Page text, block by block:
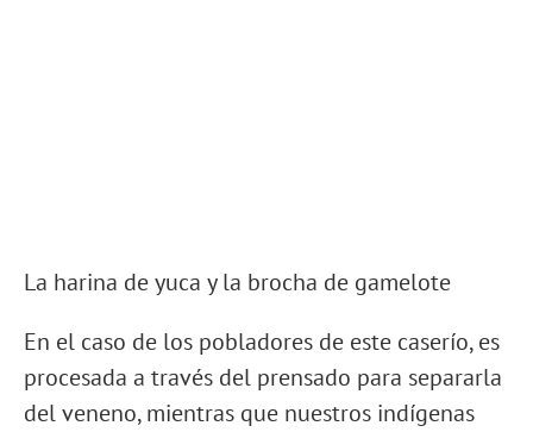
La harina de yuca y la brocha de gamelote
En el caso de los pobladores de este caserío, es
procesada a través del prensado para separarla
del veneno, mientras que nuestros indígenas